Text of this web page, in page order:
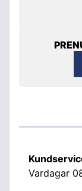
Vardagar